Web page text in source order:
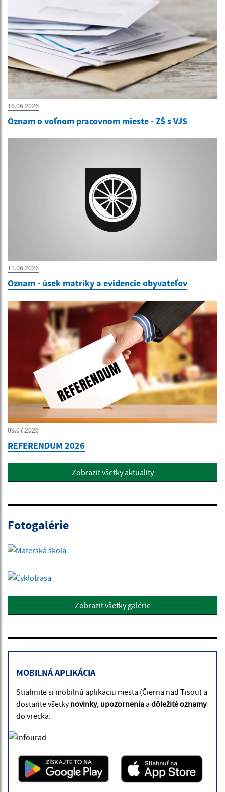
16.06.2026
Oznam o voľnom pracovnom mieste - ZŠ s VJS
11.06.2026
Oznam - úsek matriky a evidencie obyvateľov
09.07.2026
REFERENDUM 2026
Zobraziť všetky aktuality
Fotogalérie
Zobraziť všetky galérie
MOBILNÁ APLIKÁCIA
Stiahnite si mobilnú aplikáciu mesta (Čierna nad Tisou) a
dostaňte všetkynovinky, upozornenia a dôležité oznamy
do vrecka.